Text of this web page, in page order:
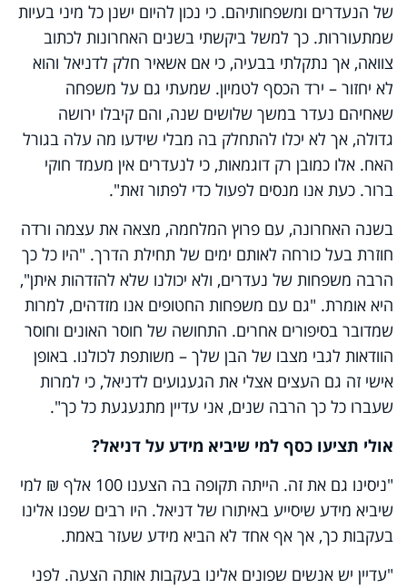
של הנעדרים ומשפחותיהם. כי נכון להיום ישנן כל מיני בעיות
שמתעוררות. כך למשל ביקשתי בשנים האחרונות לכתוב
צוואה, אך נתקלתי בבעיה, כי אם אשאיר חלק לדניאל והוא
לא יחזור – ירד הכסף לטמיון. שמעתי גם על משפחה
שאחיהם נעדר במשך שלושים שנה, והם קיבלו ירושה
גדולה, אך לא יכלו להתחלק בה מבלי שידעו מה עלה בגורל
האח. אלו כמובן רק דוגמאות, כי לנעדרים אין מעמד חוקי
ברור. כעת אנו מנסים לפעול כדי לפתור זאת".
בשנה האחרונה, עם פרוץ המלחמה, מצאה את עצמה ורדה
חוזרת בעל כורחה לאותם ימים של תחילת הדרך. "היו כל כך
הרבה משפחות של נעדרים, ולא יכולנו שלא להזדהות איתן",
היא אומרת. "גם עם משפחות החטופים אנו מזדהים, למרות
שמדובר בסיפורים אחרים. התחושה של חוסר האונים וחוסר
הוודאות לגבי מצבו של הבן שלך – משותפת לכולנו. באופן
אישי זה גם העצים אצלי את הגעגועים לדניאל, כי למרות
שעברו כל כך הרבה שנים, אני עדיין מתגעגעת כל כך".
אולי תציעו כסף למי שיביא מידע על דניאל?
"ניסינו גם את זה. הייתה תקופה בה הצענו 100 אלף ₪ למי
שיביא מידע שיסייע באיתורו של דניאל. היו רבים שפנו אלינו
בעקבות כך, אך אף אחד לא הביא מידע שעזר באמת.
"עדיין יש אנשים שפונים אלינו בעקבות אותה הצעה. לפני